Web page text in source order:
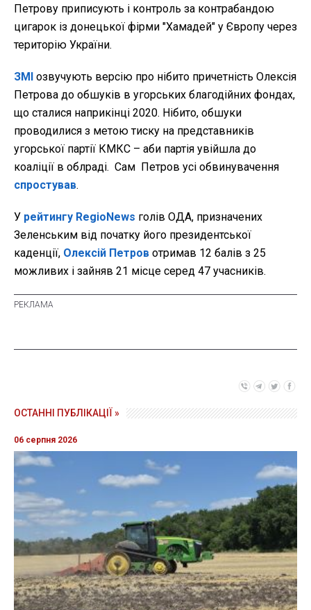
Петрову припи­сують і контроль за контрабандою
цигарок із донецької фірми "Ха­мадей" у Європу через
територію України.
ЗМІ озвучують версію про нібито причетність Олексія
Петрова до обшуків в угорських благодійних фондах,
що сталися наприкінці 2020. Нібито, обшуки
проводилися з метою тиску на представників
угорської партії КМКС – аби партія увійшла до
коаліції в облраді. Сам Петров усі обвинувачення
спростував.
У рейтингу RegioNews голів ОДА, призначених
Зеленським від початку його президентської
каденції, Олексій Петров отримав 12 балів з 25
можливих і зайняв 21 місце серед 47 учасників.
ОСТАННІ ПУБЛІКАЦІЇ »
06 серпня 2026